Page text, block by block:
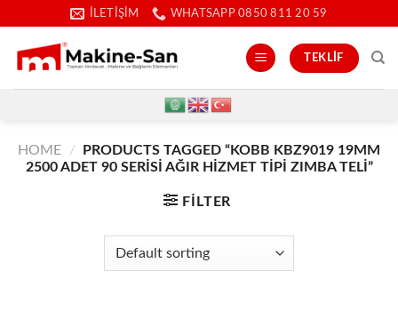
İLETIŞIM WHATSAPP 0850 811 20 59
TEKLIF
HOME /
PRODUCTS TAGGED “KOBB KBZ9019 19MM
2500 ADET 90 SERISI AĞIR HIZMET TIPI ZIMBA TELI”
FILTER